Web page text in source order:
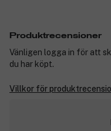
Produktrecensioner
Vänligen logga in för att
du har köpt.
Villkor för